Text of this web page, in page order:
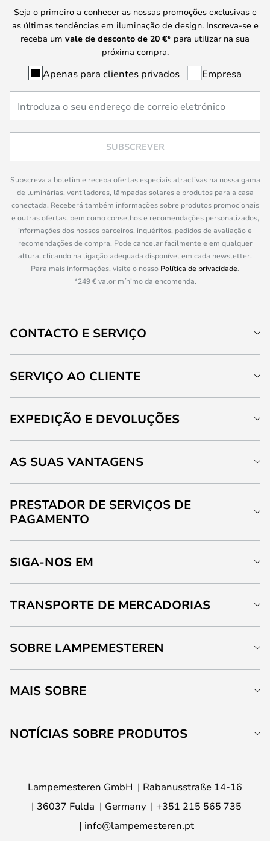
Seja o primeiro a conhecer as nossas promoções exclusivas e
as últimas tendências em iluminação de design. Inscreva-se e
receba um vale de desconto de 20 €* para utilizar na sua
próxima compra.
Apenas para clientes privados Empresa
SUBSCREVER
Subscreva a boletim e receba ofertas especiais atractivas na nossa gama
de luminárias, ventiladores, lâmpadas solares e produtos para a casa
conectada. Receberá também informações sobre produtos promocionais
e outras ofertas, bem como conselhos e recomendações personalizados,
informações dos nossos parceiros, inquéritos, pedidos de avaliação e
recomendações de compra. Pode cancelar facilmente e em qualquer
altura, clicando na ligação adequada disponível em cada newsletter.
Para mais informações, visite o nosso Política de privacidade.
*249 € valor mínimo da encomenda.
CONTACTO E SERVIÇO
SERVIÇO AO CLIENTE
EXPEDIÇÃO E DEVOLUÇÕES
AS SUAS VANTAGENS
PRESTADOR DE SERVIÇOS DE
PAGAMENTO
SIGA-NOS EM
TRANSPORTE DE MERCADORIAS
SOBRE LAMPEMESTEREN
MAIS SOBRE
NOTÍCIAS SOBRE PRODUTOS
Lampemesteren GmbH
Rabanusstraße 14-16
36037 Fulda
Germany
+351 215 565 735
info@lampemesteren.pt